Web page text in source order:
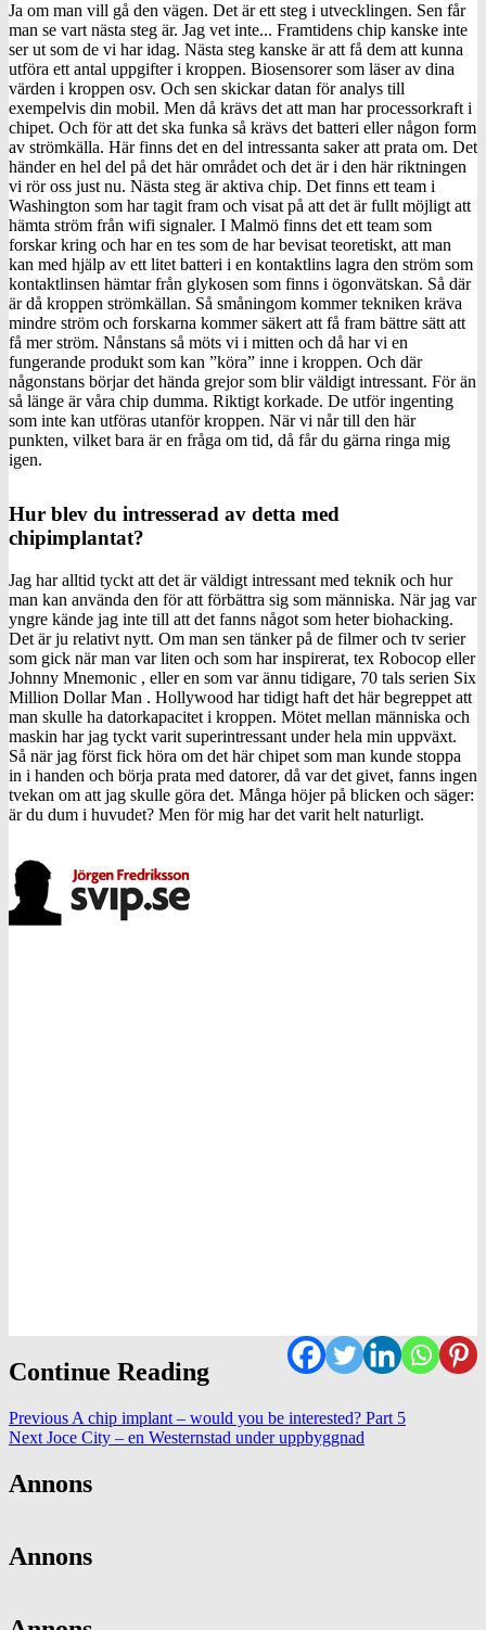
Ja om man vill gå den vägen. Det är ett steg i utvecklingen. Sen får
man se vart nästa steg är. Jag vet inte... Framtidens chip kanske inte
ser ut som de vi har idag. Nästa steg kanske är att få dem att kunna
utföra ett antal uppgifter i kroppen. Biosensorer som läser av dina
värden i kroppen osv. Och sen skickar datan för analys till
exempelvis din mobil. Men då krävs det att man har processorkraft i
chipet. Och för att det ska funka så krävs det batteri eller någon form
av strömkälla. Här finns det en del intressanta saker att prata om. Det
händer en hel del på det här området och det är i den här riktningen
vi rör oss just nu. Nästa steg är aktiva chip. Det finns ett team i
Washington som har tagit fram och visat på att det är fullt möjligt att
hämta ström från wifi signaler. I Malmö finns det ett team som
forskar kring och har en tes som de har bevisat teoretiskt, att man
kan med hjälp av ett litet batteri i en kontaktlins lagra den ström som
kontaktlinsen hämtar från glykosen som finns i ögonvätskan. Så där
är då kroppen strömkällan. Så småningom kommer tekniken kräva
mindre ström och forskarna kommer säkert att få fram bättre sätt att
få mer ström. Nånstans så möts vi i mitten och då har vi en
fungerande produkt som kan ”köra” inne i kroppen. Och där
någonstans börjar det hända grejor som blir väldigt intressant. För än
så länge är våra chip dumma. Riktigt korkade. De utför ingenting
som inte kan utföras utanför kroppen. När vi når till den här
punkten, vilket bara är en fråga om tid, då får du gärna ringa mig
igen.
Hur blev du intresserad av detta med
chipimplantat?
Jag har alltid tyckt att det är väldigt intressant med teknik och hur
man kan använda den för att förbättra sig som människa. När jag var
yngre kände jag inte till att det fanns något som heter biohacking.
Det är ju relativt nytt. Om man sen tänker på de filmer och tv serier
som gick när man var liten och som har inspirerat, tex Robocop eller
Johnny Mnemonic , eller en som var ännu tidigare, 70 tals serien Six
Million Dollar Man . Hollywood har tidigt haft det här begreppet att
man skulle ha datorkapacitet i kroppen. Mötet mellan människa och
maskin har jag tyckt varit superintressant under hela min uppväxt.
Så när jag först fick höra om det här chipet som man kunde stoppa
in i handen och börja prata med datorer, då var det givet, fanns ingen
tvekan om att jag skulle göra det. Många höjer på blicken och säger:
är du dum i huvudet? Men för mig har det varit helt naturligt.
Continue Reading
Previous A chip implant – would you be interested? Part 5
Next Joce City – en Westernstad under uppbyggnad
Annons
Annons